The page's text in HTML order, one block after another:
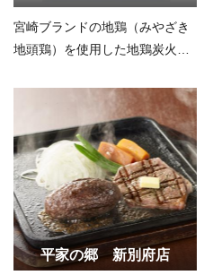
宮崎ブランドの地鶏（みやざき
地頭鶏）を使用した地鶏炭火焼
平家の郷 新別府店